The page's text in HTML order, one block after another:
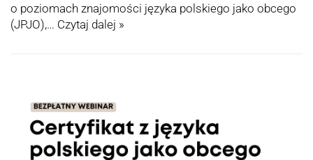
o poziomach znajomości języka polskiego jako obcego
(JPJO),… Czytaj dalej »